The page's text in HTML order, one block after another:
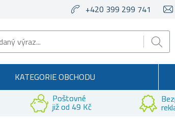
+420 399 299 741
KATEGORIE OBCHODU
Poštovné
již od 49 Kč